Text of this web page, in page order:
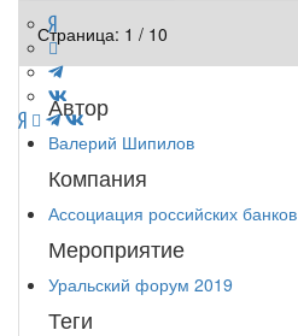
Страница: 1 / 10
Автор
Валерий Шипилов
Компания
Ассоциация российских банков
Мероприятие
Уральский форум 2019
Теги